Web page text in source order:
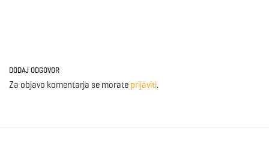
DODAJ ODGOVOR
Za objavo komentarja se morate prijaviti.